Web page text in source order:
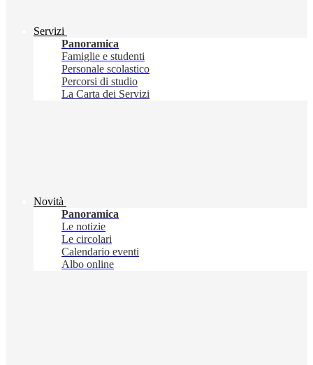
Servizi
Panoramica
Famiglie e studenti
Personale scolastico
Percorsi di studio
La Carta dei Servizi
Novità
Panoramica
Le notizie
Le circolari
Calendario eventi
Albo online